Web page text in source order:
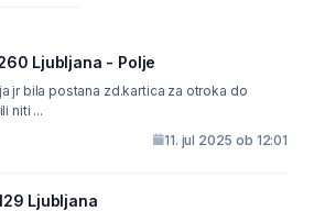
Ljubljana - Polje
jr bila postana zd.kartica za otroka do
niti ...
11. jul 2025 ob 12:01
Ljubljana